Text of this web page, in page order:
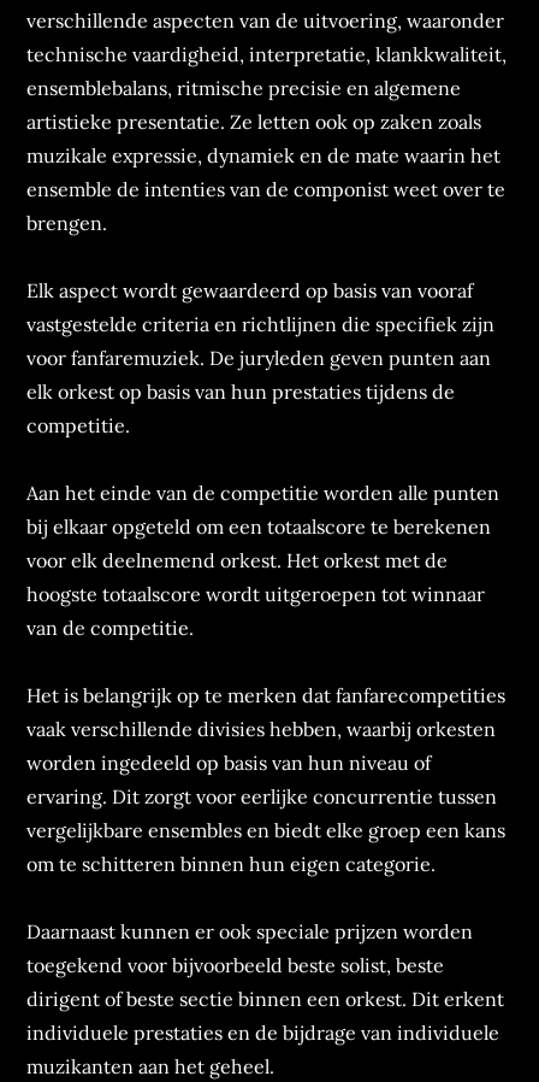
verschillende aspecten van de uitvoering, waaronder
technische vaardigheid, interpretatie, klankkwaliteit,
ensemblebalans, ritmische precisie en algemene
artistieke presentatie. Ze letten ook op zaken zoals
muzikale expressie, dynamiek en de mate waarin het
ensemble de intenties van de componist weet over te
brengen.
Elk aspect wordt gewaardeerd op basis van vooraf
vastgestelde criteria en richtlijnen die specifiek zijn
voor fanfaremuziek. De juryleden geven punten aan
elk orkest op basis van hun prestaties tijdens de
competitie.
Aan het einde van de competitie worden alle punten
bij elkaar opgeteld om een totaalscore te berekenen
voor elk deelnemend orkest. Het orkest met de
hoogste totaalscore wordt uitgeroepen tot winnaar
van de competitie.
Het is belangrijk op te merken dat fanfarecompetities
vaak verschillende divisies hebben, waarbij orkesten
worden ingedeeld op basis van hun niveau of
ervaring. Dit zorgt voor eerlijke concurrentie tussen
vergelijkbare ensembles en biedt elke groep een kans
om te schitteren binnen hun eigen categorie.
Daarnaast kunnen er ook speciale prijzen worden
toegekend voor bijvoorbeeld beste solist, beste
dirigent of beste sectie binnen een orkest. Dit erkent
individuele prestaties en de bijdrage van individuele
muzikanten aan het geheel.